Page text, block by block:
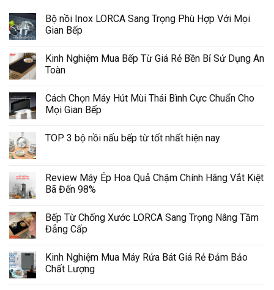
Bộ nồi Inox LORCA Sang Trọng Phù Hợp Với Mọi
Gian Bếp
Kinh Nghiệm Mua Bếp Từ Giá Rẻ Bền Bỉ Sử Dụng An
Toàn
Cách Chọn Máy Hút Mùi Thái Bình Cực Chuẩn Cho
Mọi Gian Bếp
TOP 3 bộ nồi nấu bếp từ tốt nhất hiện nay
Review Máy Ép Hoa Quả Chậm Chính Hãng Vắt Kiệt
Bã Đến 98%
Bếp Từ Chống Xước LORCA Sang Trọng Nâng Tầm
Đẳng Cấp
Kinh Nghiệm Mua Máy Rửa Bát Giá Rẻ Đảm Bảo
Chất Lượng